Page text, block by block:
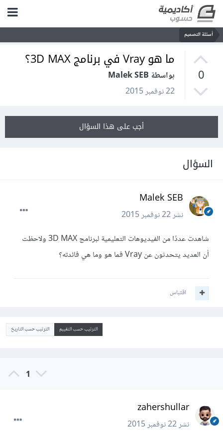
أسئلة التصميم
0
ما هو Vray في برنامج 3D MAX؟
بواسطة Malek SEB
22 نوفمبر 2015
أجب على هذا السؤال
السؤال
Malek SEB
نشر22 نوفمبر 2015
شاهدت عددًا من الفيديوهات التعليمية لبرنامج 3D MAX ولاحظت
أن العديد يتحدثون عن Vray فما هو وما هي فائدته؟
اقتباس
الترتيب حسب التقييم الترتيب حسب التاريخ
1
zahershullar
نشر22 نوفمبر 2015